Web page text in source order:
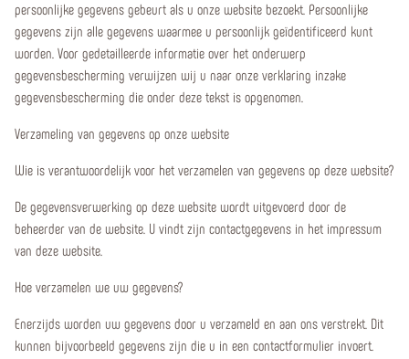
persoonlijke gegevens gebeurt als u onze website bezoekt. Persoonlijke
gegevens zijn alle gegevens waarmee u persoonlijk geïdentificeerd kunt
worden. Voor gedetailleerde informatie over het onderwerp
gegevensbescherming verwijzen wij u naar onze verklaring inzake
gegevensbescherming die onder deze tekst is opgenomen.
Verzameling van gegevens op onze website
Wie is verantwoordelijk voor het verzamelen van gegevens op deze website?
De gegevensverwerking op deze website wordt uitgevoerd door de
beheerder van de website. U vindt zijn contactgegevens in het impressum
van deze website.
Hoe verzamelen we uw gegevens?
Enerzijds worden uw gegevens door u verzameld en aan ons verstrekt. Dit
kunnen bijvoorbeeld gegevens zijn die u in een contactformulier invoert.